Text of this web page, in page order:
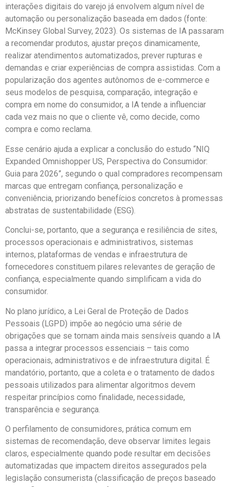
interações digitais do varejo já envolvem algum nível de
automação ou personalização baseada em dados (fonte:
McKinsey Global Survey, 2023). Os sistemas de IA passaram
a recomendar produtos, ajustar preços dinamicamente,
realizar atendimentos automatizados, prever rupturas e
demandas e criar experiências de compra assistidas. Com a
popularização dos agentes autônomos de e-commerce e
seus modelos de pesquisa, comparação, integração e
compra em nome do consumidor, a IA tende a influenciar
cada vez mais no que o cliente vê, como decide, como
compra e como reclama.
Esse cenário ajuda a explicar a conclusão do estudo “NIQ
Expanded Omnishopper US, Perspectiva do Consumidor:
Guia para 2026”, segundo o qual compradores recompensam
marcas que entregam confiança, personalização e
conveniência, priorizando benefícios concretos à promessas
abstratas de sustentabilidade (ESG).
Conclui-se, portanto, que a segurança e resiliência de sites,
processos operacionais e administrativos, sistemas
internos, plataformas de vendas e infraestrutura de
fornecedores constituem pilares relevantes de geração de
confiança, especialmente quando simplificam a vida do
consumidor.
No plano jurídico, a Lei Geral de Proteção de Dados
Pessoais (LGPD) impõe ao negócio uma série de
obrigações que se tornam ainda mais sensíveis quando a IA
passa a integrar processos essenciais – tais como
operacionais, administrativos e de infraestrutura digital. É
mandatório, portanto, que a coleta e o tratamento de dados
pessoais utilizados para alimentar algoritmos devem
respeitar princípios como finalidade, necessidade,
transparência e segurança.
O perfilamento de consumidores, prática comum em
sistemas de recomendação, deve observar limites legais
claros, especialmente quando pode resultar em decisões
automatizadas que impactem direitos assegurados pela
legislação consumerista (classificação de preços baseado